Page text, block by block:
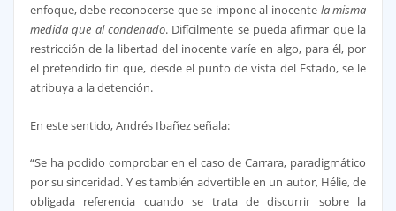
enfoque, debe reconocerse que se impone al inocente la misma
medida que al condenado. Difícilmente se pueda afirmar que la
restricción de la libertad del inocente varíe en algo, para él, por
el pretendido fin que, desde el punto de vista del Estado, se le
atribuya a la detención.
En este sentido, Andrés Ibañez señala:
“Se ha podido comprobar en el caso de Carrara, paradigmático
por su sinceridad. Y es también advertible en un autor, Hélie, de
obligada referencia cuando se trata de discurrir sobre la